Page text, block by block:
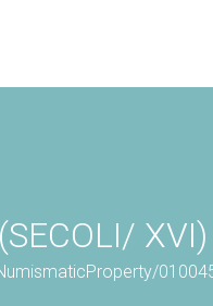
XVI)